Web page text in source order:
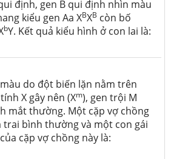
định, gen B qui định nhìn màu
kiểu gen Aa XBXB còn bố
bY. Kết quả kiểu hình ở con lai là:
do đột biến lặn nằm trên
X gây nên (Xm), gen trội M
mắt thường. Một cặp vợ chồng
bình thường và một con gái
cặp vợ chồng này là: